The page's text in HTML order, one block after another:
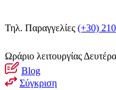
Τηλ. Παραγγελίες (+30)
Ωράριο λειτουργίας
Blog
Σύγκριση